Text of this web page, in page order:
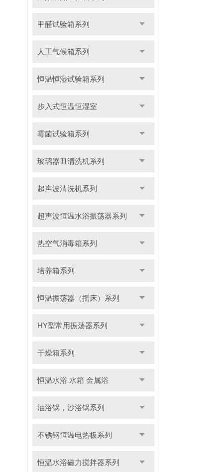
甲醛试验箱系列
人工气候箱系列
恒温恒湿试验箱系列
步入式恒温恒湿室
霉菌试验箱系列
玻璃器皿清洗机系列
超声波清洗机系列
超声波恒温水浴振荡器系列
热空气消毒箱系列
培养箱系列
恒温振荡器（摇床）系列
HY型常用振荡器系列
干燥箱系列
恒温水浴 水箱 金属浴
油浴锅，沙浴锅系列
不锈钢恒温电热板系列
恒温水浴磁力搅拌器系列